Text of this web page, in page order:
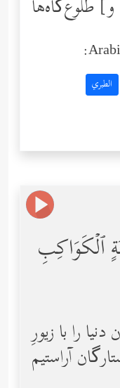
الطبري
ٱلۡكَوَاكِبِ
را با زیورِ
آراستیم